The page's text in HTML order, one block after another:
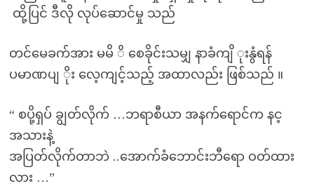
ထို့ပြင် ဒီလို လုပ်ဆောင်မှု သည်
တင်မေခက်အား မမိ ိ စေခိုင်းသမျှ နာခံကျိ ုးနွံရန်
ပမာဏပျ ိုး လေ့ကျင့်သည့် အထာလည်း ဖြစ်သည် ။
“ စပို့ရှပ် ချွတ်လိုက် …ဘရာစီယာ အနက်ရောင်က နင့
အသားနဲ့
အပြတ်လိုက်တာဘဲ ..အောက်ခံဘောင်းဘီရော ဝတ်ထား
လား …”